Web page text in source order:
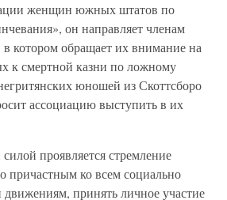
женщин южных штатов по
он направляет членам
котором обращает их внимание на
к смертной казни по ложному
юношей из Скоттсборо
ассоциацию выступить в их
проявляется стремление
причастным ко всем социально
принять личное участие